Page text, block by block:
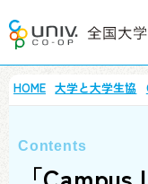
HOME 大学と大学生協